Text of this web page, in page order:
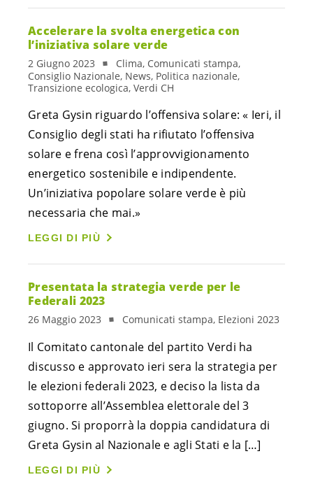
Accelerare la svolta energetica con
l’iniziativa solare verde
2 Giugno 2023
Clima, Comunicati stampa,
Consiglio Nazionale, News, Politica nazionale,
Transizione ecologica, Verdi CH
Greta Gysin riguardo l’offensiva solare: « Ieri, il
Consiglio degli stati ha rifiutato l’offensiva
solare e frena così l’approvvigionamento
energetico sostenibile e indipendente.
Un’iniziativa popolare solare verde è più
necessaria che mai.»
LEGGI DI PIÙ
Presentata la strategia verde per le
Federali 2023
26 Maggio 2023 Comunicati stampa, Elezioni 2023
Il Comitato cantonale del partito Verdi ha
discusso e approvato ieri sera la strategia per
le elezioni federali 2023, e deciso la lista da
sottoporre all’Assemblea elettorale del 3
giugno. Si proporrà la doppia candidatura di
Greta Gysin al Nazionale e agli Stati e la […]
LEGGI DI PIÙ